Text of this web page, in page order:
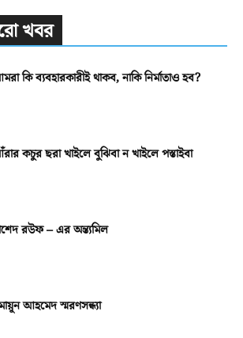
খবর
কি ব্যবহারকারীই থাকব, নাকি নির্মাতাও হব?
কচুর ছরা খাইলে বুঝিবা ন খাইলে পস্তাইবা
রউফ – এর অন্ত্যমিল
আহমেদ স্মরণসন্ধ্যা